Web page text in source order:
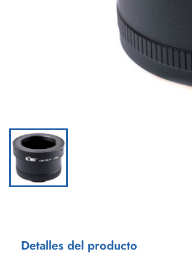
Detalles del producto